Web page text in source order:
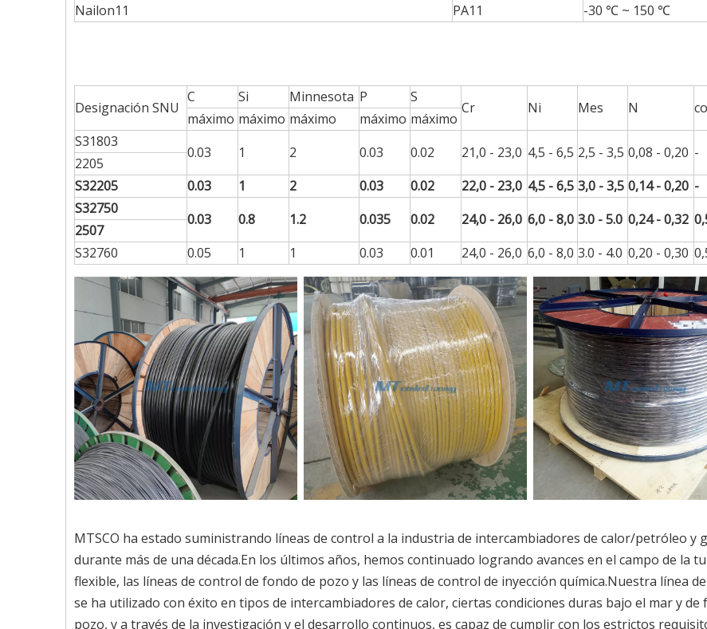
Nailon11
PA11 -30 ℃ ~ 150 ℃
Designación SNU
C Si Minnesota P S
Cr Ni Mes N
máximo máximo máximo máximo máximo
S31803
0.03 1 2 0.03 0.02 21,0 - 23,0 4,5 - 6,5 2,5 - 3,5 0,08 - 0,20 -
2205
S32205
0.03 1 2 0.03 0.02 22,0 - 23,0 4,5 - 6,5 3,0 - 3,5 0,14 - 0,20 -
S32750
0.03 0.8 1.2 0.035 0.02 24,0 - 26,0 6,0 - 8,0 3.0 - 5.0 0,24 - 0,32
2507
S32760
0.05 1 1 0.03 0.01 24,0 - 26,0 6,0 - 8,0 3.0 - 4.0 0,20 - 0,30
MTSCO ha estado suministrando líneas de control a la industria de intercambiadores de calor/petróleo y
durante más de una década.En los últimos años, hemos continuado logrando avances en el campo de la
flexible, las líneas de control de fondo de pozo y las líneas de control de inyección química.Nuestra línea
se ha utilizado con éxito en tipos de intercambiadores de calor, ciertas condiciones duras bajo el mar y de
pozo, y a través de la investigación y el desarrollo continuos, es capaz de cumplir con los estrictos